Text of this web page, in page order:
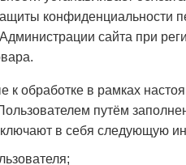
конфиденциальности
сайта при
обработке в рамках
путём
в себя следующую